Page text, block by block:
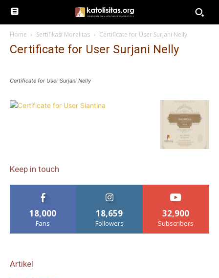
Home Sertifikasi Moralitas Certificate for User Surjani Nelly
Certificate for User Surjani Nelly
Certificate for User Surjani Nelly
Keep in touch
18,000
Fans
18,659
Followers
32,900
Subscribers
Artikel